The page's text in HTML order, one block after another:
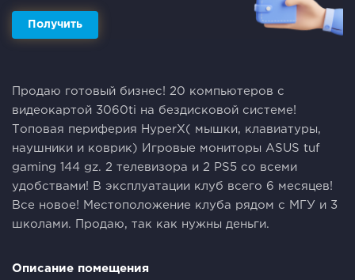
Получить
Продаю готовый бизнес! 20 компьютеров с
видеокартой 3060ti на бездисковой системе!
Топовая периферия HyperX( мышки, клавиатуры,
наушники и коврик) Игровые мониторы ASUS tuf
gaming 144 gz. 2 телевизора и 2 PS5 со всеми
удобствами! В эксплуатации клуб всего 6 месяцев!
Все новое! Местоположение клуба рядом с МГУ и 3
школами. Продаю, так как нужны деньги.
Описание помещения